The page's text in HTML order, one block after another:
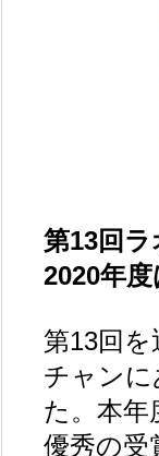
第13回
2020年
第13回を
チャン
た。本年
優秀の受